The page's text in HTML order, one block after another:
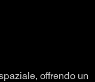
offrendo un